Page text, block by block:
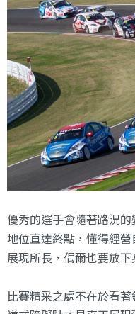
優秀的選手會隨著路況
地位直達終點，懂得經
展現所長，偶爾也要放
比賽精采之處不在於看